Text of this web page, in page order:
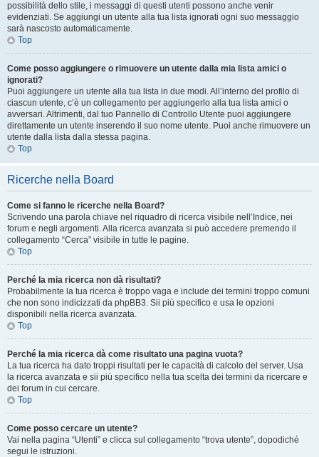
possibilità dello stile, i messaggi di questi utenti possono anche venir
evidenziati. Se aggiungi un utente alla tua lista ignorati ogni suo messaggio
sarà nascosto automaticamente.
Top
Come posso aggiungere o rimuovere un utente dalla mia lista amici o
ignorati?
Puoi aggiungere un utente alla tua lista in due modi. All’interno del profilo di
ciascun utente, c’è un collegamento per aggiungerlo alla tua lista amici o
avversari. Altrimenti, dal tuo Pannello di Controllo Utente puoi aggiungere
direttamente un utente inserendo il suo nome utente. Puoi anche rimuovere un
utente dalla lista dalla stessa pagina.
Top
Ricerche nella Board
Come si fanno le ricerche nella Board?
Scrivendo una parola chiave nel riquadro di ricerca visibile nell’Indice, nei
forum e negli argomenti. Alla ricerca avanzata si può accedere premendo il
collegamento “Cerca” visibile in tutte le pagine.
Top
Perché la mia ricerca non dà risultati?
Probabilmente la tua ricerca è troppo vaga e include dei termini troppo comuni
che non sono indicizzati da phpBB3. Sii più specifico e usa le opzioni
disponibili nella ricerca avanzata.
Top
Perché la mia ricerca dà come risultato una pagina vuota?
La tua ricerca ha dato troppi risultati per le capacità di calcolo del server. Usa
la ricerca avanzata e sii più specifico nella tua scelta dei termini da ricercare e
dei forum in cui cercare.
Top
Come posso cercare un utente?
Vai nella pagina “Utenti” e clicca sul collegamento “trova utente”, dopodiché
segui le istruzioni.